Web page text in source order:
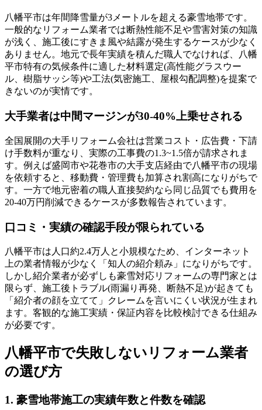
八幡平市は年間降雪量が3メートルを超える豪雪地帯です。
一般的なリフォーム業者では断熱性能不足や雪害対策の知識
が浅く、施工後にすきま風や結露が発生するケースが少なく
ありません。地元で長年実績を積んだ職人でなければ、八幡
平市特有の気候条件に適した材料選定(高性能グラスウー
ル、樹脂サッシ等)や工法(気密施工、屋根勾配調整)を提案で
きないのが実情です。
大手業者は中間マージンが30-40%上乗せされる
全国展開の大手リフォーム会社は営業コスト・広告費・下請
け手数料が重なり、実際の工事費の1.3~1.5倍が請求されま
す。例えば盛岡市や花巻市の大手支店経由で八幡平市の現場
を依頼すると、移動費・管理費も加算され割高になりがちで
す。一方で地元密着の職人直接契約なら同じ品質でも費用を
20-40万円削減できるケースが多数報告されています。
口コミ・実績の確認手段が限られている
八幡平市は人口約2.4万人と小規模なため、インターネット
上の業者情報が少なく「知人の紹介頼み」になりがちです。
しかし紹介業者が必ずしも豪雪対応リフォームの専門家とは
限らず、施工後トラブル(雨漏り再発、断熱不足)が起きても
「紹介者の顔を立てて」クレームを言いにくい状況が生まれ
ます。客観的な施工実績・保証内容を比較検討できる仕組み
が必要です。
八幡平市で失敗しないリフォーム業者
の選び方
1. 豪雪地帯施工の実績年数と件数を確認